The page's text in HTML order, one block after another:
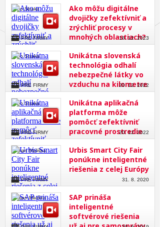
Ako môžu digitálne
dvojičky zefektívniť a
zrýchliť procesy v
mnohých oblastiach?
Lubo Straka
18. 12. 2023
PRE FIRMY
Unikátna slovenská
technológia odhalí
nebezpečné látky vo
vzduchu na kilometre
Lubo Straka
20. 12. 2022
PRE FIRMY
Unikátna aplikačná
platforma môže
pomôcť zefektívniť
pracovné prostredie
Lubo Straka
20. 12. 2022
PRE FIRMY
Urbis Smart City Fair
ponúkne inteligentné
riešenia z celej Európy
Roman Mališka
31. 8. 2020
PRE FIRMY
SAP prináša
inteligentné
softvérové riešenia
Roman Mališka